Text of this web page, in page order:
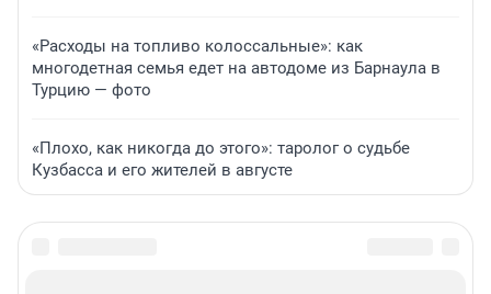
«Расходы на топливо колоссальные»: как
многодетная семья едет на автодоме из Барнаула в
Турцию — фото
«Плохо, как никогда до этого»: таролог о судьбе
Кузбасса и его жителей в августе